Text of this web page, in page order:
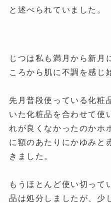
と述べられていました。
じつは私も満月から新月
ころから肌に不調を感じ
先月普段使っている化粧
いた化粧品を合わせて使
れが良くなかったのかホ
に額のあたりにかゆみと
きました。
もうほとんど使い切って
品は処分しましたが、少